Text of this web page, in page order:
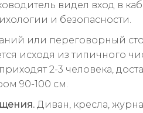
видел вход в
и безопасности.
или переговорный
исходя из типичного
2-3 человека,
90-100 см.
Диван, кресла,